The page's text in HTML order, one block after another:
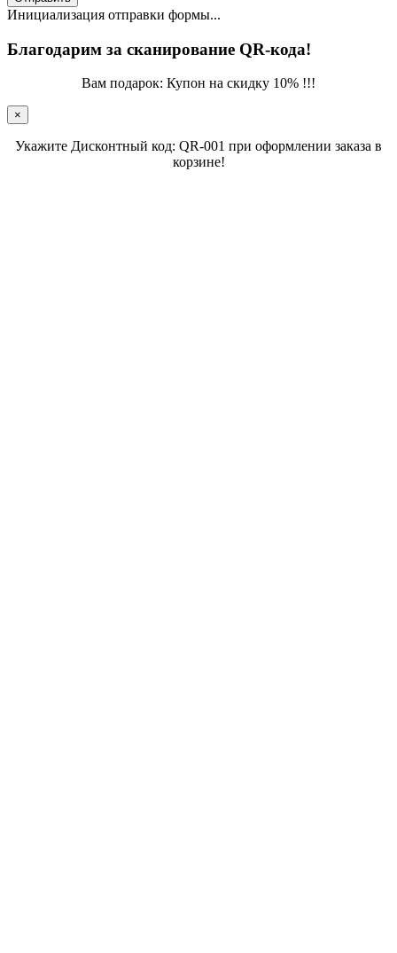
Инициализация отправки формы...
Благодарим за сканирование QR-кода!
Вам подарок: Купон на скидку 10% !!!
×
Укажите Дисконтный код: QR-001 при оформлении заказа в
корзине!